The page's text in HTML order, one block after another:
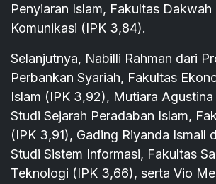
Penyiaran Islam, Fakultas Dakwah
Komunikasi (IPK 3,84).
Selanjutnya, Nabilli Rahman dari
Perbankan Syariah, Fakultas
Islam (IPK 3,92), Mutiara
Studi Sejarah Peradaban Islam,
(IPK 3,91), Gading Riyanda Ismail
Studi Sistem Informasi, Fakultas
Teknologi (IPK 3,66), serta Vio